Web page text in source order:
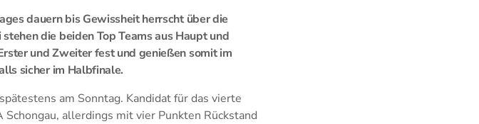
dauern bis Gewissheit herrscht über die
die beiden Top Teams aus Haupt und
und Zweiter fest und genießen somit im
sicher im Halbfinale.
am Sonntag. Kandidat für das vierte
allerdings mit vier Punkten Rückstand